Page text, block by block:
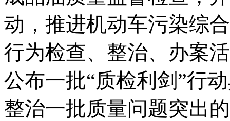
动，推进机动车污染综
行为检查、整治、办案
公布一批“质检利剑 ”行
整治一批质量问题突出